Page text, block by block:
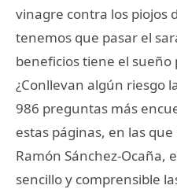
vinagre contra los piojos
tenemos que pasar el
beneficios tiene el sueño
¿Conllevan algún riesgo
986 preguntas más
estas páginas, en las
Ramón Sánchez-Ocaña,
sencillo y comprensible